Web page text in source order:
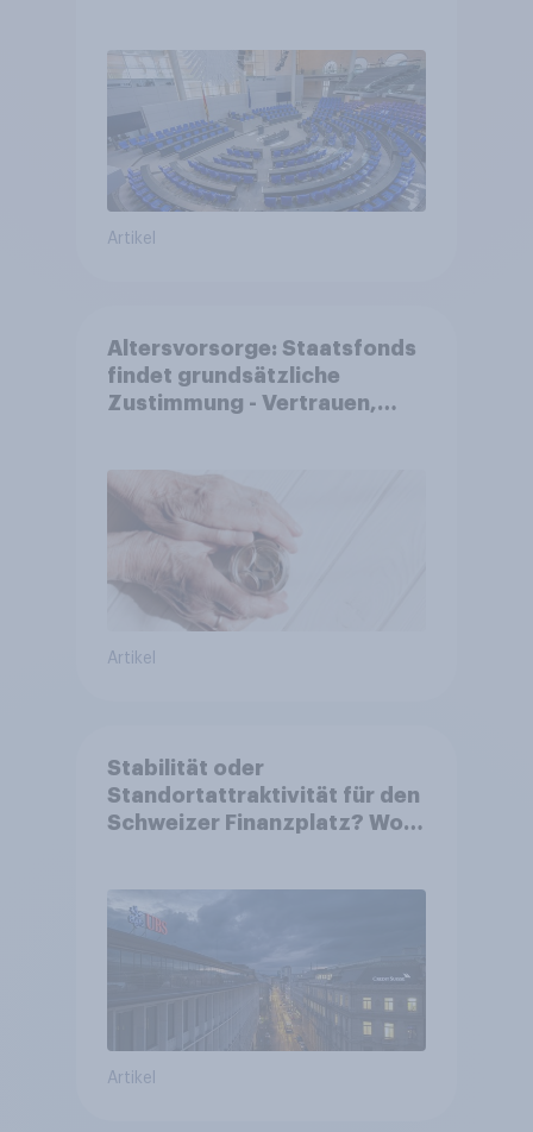
Artikel
Altersvorsorge: Staatsfonds
findet grundsätzliche
Zustimmung - Vertrauen,
Akzeptanz
Artikel
Stabilität oder
Standortattraktivität für den
Schweizer Finanzplatz? Wo
von Grossbanken steht
Artikel